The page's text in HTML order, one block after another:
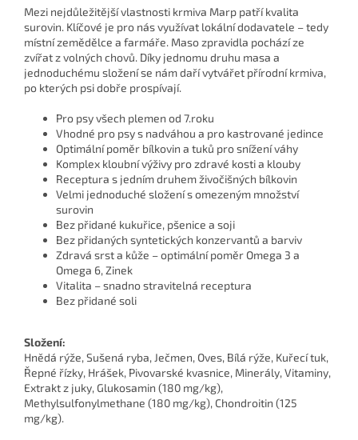
Mezi nejdůležitější vlastnosti krmiva Marp patří kvalita
surovin. Klíčové je pro nás využívat lokální dodavatele – tedy
místní zemědělce a farmáře. Maso zpravidla pochází ze
zvířat z volných chovů. Díky jednomu druhu masa a
jednoduchému složení se nám daří vytvářet přírodní krmiva,
po kterých psi dobře prospívají.
Pro psy všech plemen od 7.roku
Vhodné pro psy s nadváhou a pro kastrované jedince
Optimální poměr bílkovin a tuků pro snížení váhy
Komplex kloubní výživy pro zdravé kosti a klouby
Receptura s jedním druhem živočišných bílkovin
Velmi jednoduché složení s omezeným množství
surovin
Bez přidané kukuřice, pšenice a soji
Bez přidaných syntetických konzervantů a barviv
Zdravá srst a kůže – optimální poměr Omega 3 a
Omega 6, Zinek
Vitalita – snadno stravitelná receptura
Bez přidané soli
Složení:
Hnědá rýže, Sušená ryba, Ječmen, Oves, Bílá rýže, Kuřecí tuk,
Řepné řízky, Hrášek, Pivovarské kvasnice, Minerály, Vitaminy,
Extrakt z juky, Glukosamin (180 mg/kg),
Methylsulfonylmethane (180 mg/kg), Chondroitin (125
mg/kg).